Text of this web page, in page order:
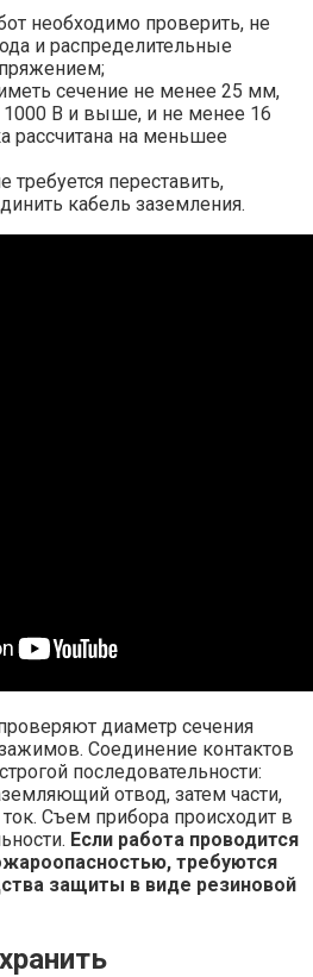
необходимо проверить, не
и распределительные
сечение не менее 25 мм,
1000 В и выше, и не менее 16
рассчитана на меньшее
требуется переставить,
кабель заземления.
диаметр сечения
Соединение контактов
последовательности:
отвод, затем части,
Съем прибора происходит в
Если работа проводится
требуются
защиты в виде резиновой